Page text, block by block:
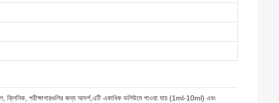
ক্লিনিক, পরীক্ষাগারগুলির জন্য আদর্শ,এটি একাধিক ভলিউমে পাওয়া যায় (1ml-10ml) এবং